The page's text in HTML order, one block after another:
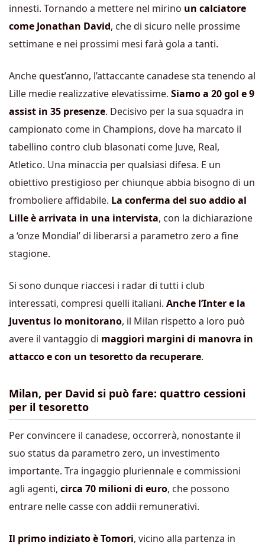
innesti. Tornando a mettere nel mirino un calciatore
come Jonathan David, che di sicuro nelle prossime
settimane e nei prossimi mesi farà gola a tanti.
Anche quest’anno, l’attaccante canadese sta tenendo al
Lille medie realizzative elevatissime. Siamo a 20 gol e 9
assist in 35 presenze. Decisivo per la sua squadra in
campionato come in Champions, dove ha marcato il
tabellino contro club blasonati come Juve, Real,
Atletico. Una minaccia per qualsiasi difesa. E un
obiettivo prestigioso per chiunque abbia bisogno di un
fromboliere affidabile. La conferma del suo addio al
Lille è arrivata in una intervista, con la dichiarazione
a ‘onze Mondial’ di liberarsi a parametro zero a fine
stagione.
Si sono dunque riaccesi i radar di tutti i club
interessati, compresi quelli italiani. Anche l’Inter e la
Juventus lo monitorano, il Milan rispetto a loro può
avere il vantaggio di maggiori margini di manovra in
attacco e con un tesoretto da recuperare.
Milan, per David si può fare: quattro cessioni
per il tesoretto
Per convincere il canadese, occorrerà, nonostante il
suo status da parametro zero, un investimento
importante. Tra ingaggio pluriennale e commissioni
agli agenti, circa 70 milioni di euro, che possono
entrare nelle casse con addii remunerativi.
Il primo indiziato è Tomori, vicino alla partenza in